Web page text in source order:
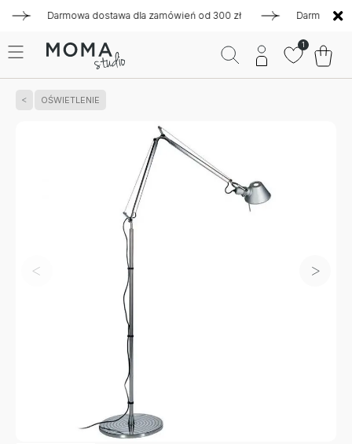
Darmowa dostawa dla zamówień od 300 zł Darmowa
1
OŚWIETLENIE